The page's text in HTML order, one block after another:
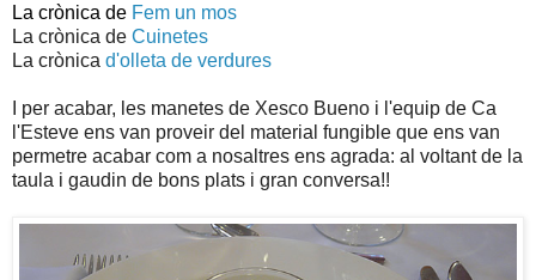
La crònica de Fem un mos
La crònica de Cuinetes
La crònica d'olleta de verdures
I per acabar, les manetes de Xesco Bueno i l'equip de Ca
l'Esteve ens van proveir del material fungible que ens van
permetre acabar com a nosaltres ens agrada: al voltant de la
taula i gaudin de bons plats i gran conversa!!